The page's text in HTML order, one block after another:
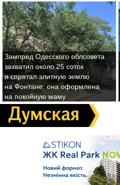
Зампред Одесского облсовета
захватил около 25 соток
и спрятал элитную землю
на Фонтане: она оформлена
на покойную маму